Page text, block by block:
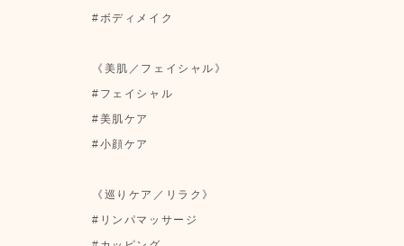
#ボディメイク
《美肌／フェイシャル》
#フェイシャル
#美肌ケア
#小顔ケア
《巡りケア／リラク》
#リンパマッサージ